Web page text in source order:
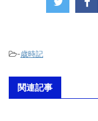
-歳時記
関連記事